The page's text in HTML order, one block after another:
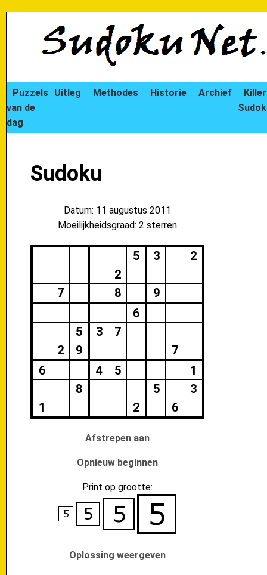
Puzzels
van de
dag
Uitleg Methodes Historie Archief
Killer
Sudoku
Datum: 11 augustus 2011
Moeilijkheidsgraad: 2 sterren
5 3
2
2
7
8
9
6
5
3
7
2
9
7
6
4 5
1
8
5
3
1
2 6
Afstrepen aan
Opnieuw beginnen
Print op grootte:
Oplossing weergeven